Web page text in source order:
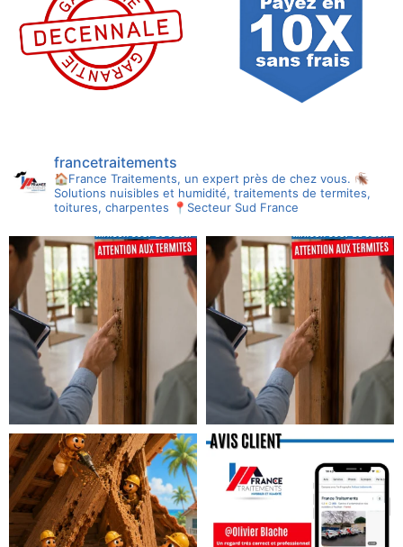
francetraitements
🏠France Traitements, un expert près de chez vous. 🪳
Solutions nuisibles et humidité, traitements de termites,
toitures, charpentes 📍Secteur Sud France